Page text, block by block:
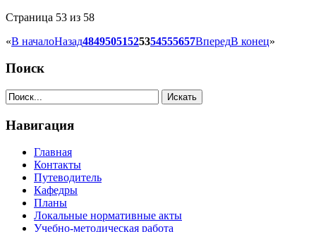
Страница 53 из 58
«В началоНазад48495051525354555657ВпередВ конец»
Поиск
Навигация
Главная
Контакты
Путеводитель
Кафедры
Планы
Локальные нормативные акты
Учебно-методическая работа